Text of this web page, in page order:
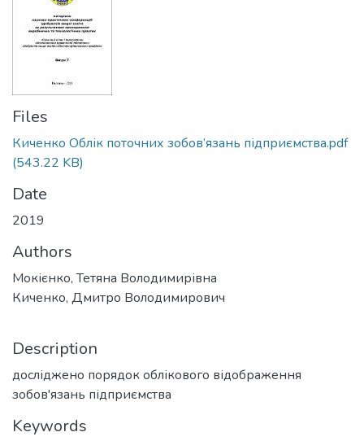
Files
Киченко Облік поточних зобов’язань підприємства.pdf
(543.22 KB)
Date
2019
Authors
Мокієнко, Тетяна Володимирівна
Киченко, Дмитро Володимирович
Description
досліджено порядок облікового відображення
зобов'язань підприємства
Keywords